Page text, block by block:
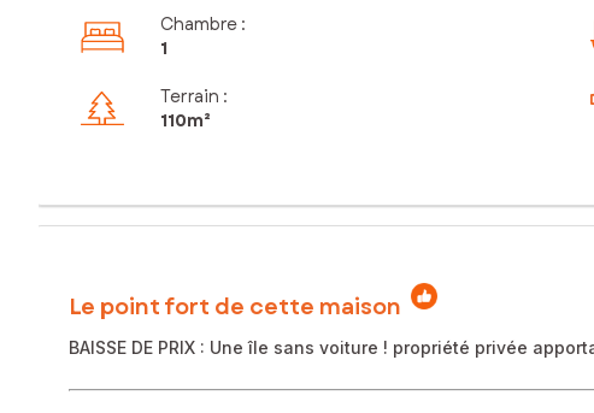
Chambre :
1
Terrain :
110m²
Le point fort de cette maison
BAISSE DE PRIX : Une île sans voiture ! propriété privée